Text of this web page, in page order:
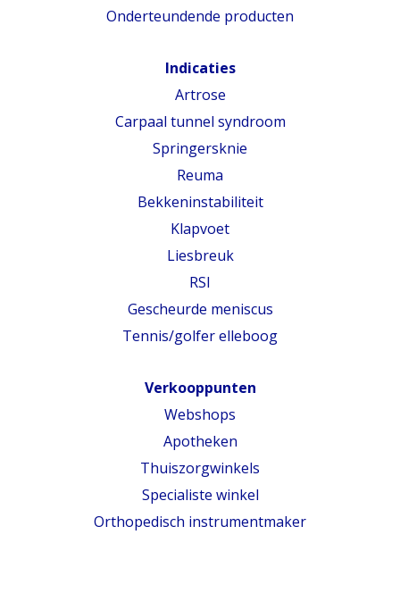
Onderteundende producten
Indicaties
Artrose
Carpaal tunnel syndroom
Springersknie
Reuma
Bekkeninstabiliteit
Klapvoet
Liesbreuk
RSI
Gescheurde meniscus
Tennis/golfer elleboog
Verkooppunten
Webshops
Apotheken
Thuiszorgwinkels
Specialiste winkel
Orthopedisch instrumentmaker